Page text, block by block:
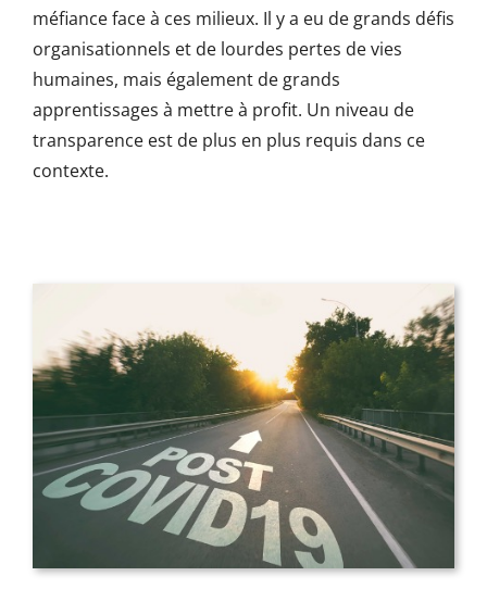
méfiance face à ces milieux. Il y a eu de grands défis
organisationnels et de lourdes pertes de vies
humaines, mais également de grands
apprentissages à mettre à profit. Un niveau de
transparence est de plus en plus requis dans ce
contexte.